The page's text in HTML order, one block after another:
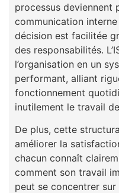
processus deviennent
communication
décision est facilitée
des responsabilités.
l’organisation en un
performant, alliant
fonctionnement
inutilement le travail
De plus, cette
améliorer la
chacun connaît
comment son travail
peut se concentrer